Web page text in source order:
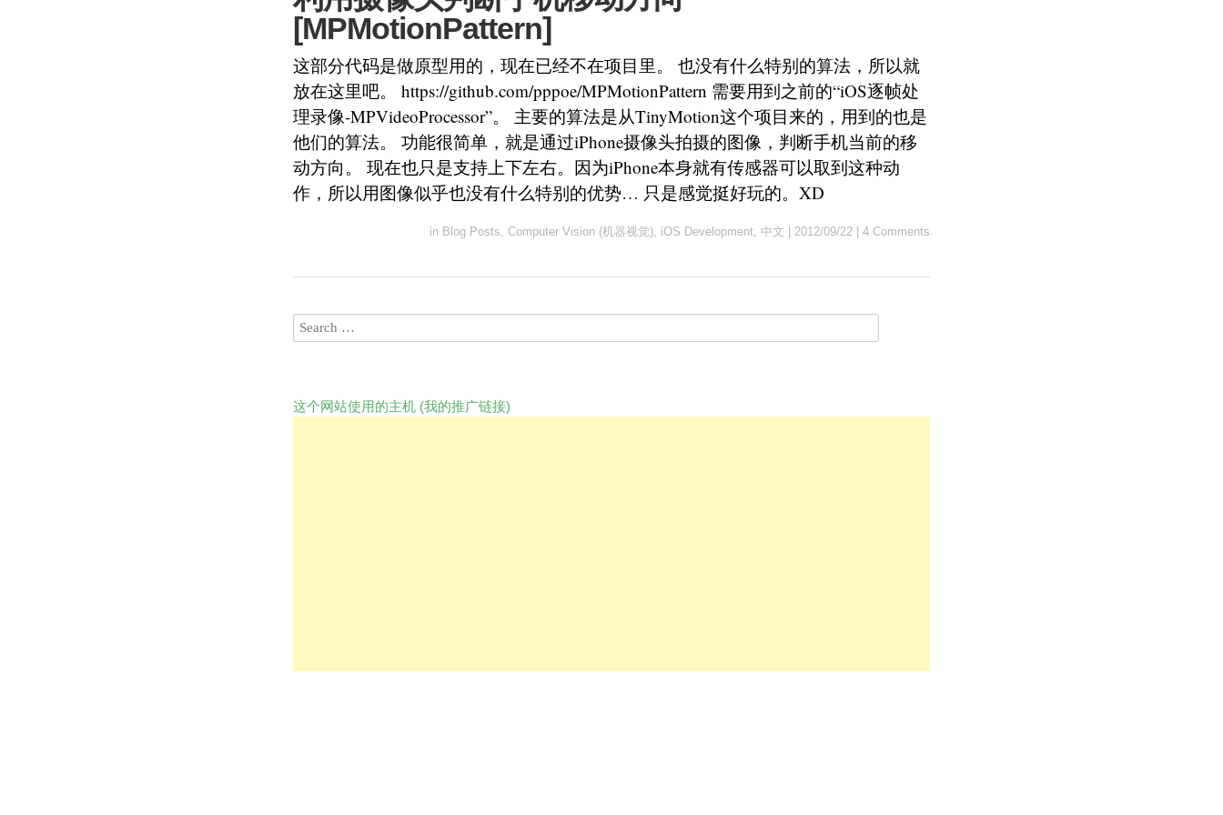
[MPMotionPattern]
这部分代码是做原型用的，现在已经不在项目里。 也没有什么特别的算法，所以就
放在这里吧。 https://github.com/pppoe/MPMotionPattern 需要用到之前的“iOS逐帧处
理录像-MPVideoProcessor”。 主要的算法是从TinyMotion这个项目来的，用到的也是
他们的算法。 功能很简单，就是通过iPhone摄像头拍摄的图像，判断手机当前的移
动方向。 现在也只是支持上下左右。因为iPhone本身就有传感器可以取到这种动
作，所以用图像似乎也没有什么特别的优势… 只是感觉挺好玩的。XD
in Blog Posts, Computer Vision (机器视觉), iOS Development, 中文 2012/09/22 4 Comments
这个网站使用的主机 (我的推广链接)